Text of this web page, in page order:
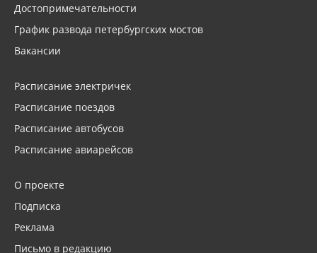
Достопримечательности
График развода петербургских мостов
Вакансии
Расписание электричек
Расписание поездов
Расписание автобусов
Расписание авиарейсов
О проекте
Подписка
Реклама
Письмо в редакцию